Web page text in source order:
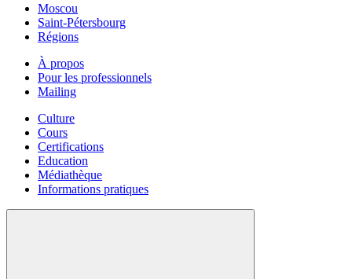
Moscou
Saint-Pétersbourg
Régions
À propos
Pour les professionnels
Mailing
Culture
Cours
Certifications
Education
Médiathèque
Informations pratiques